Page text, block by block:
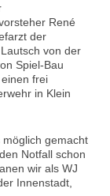
René
der
von der
Spiel-Bau
frei
in Klein
möglich gemacht
Notfall schon
wir als WJ
Innenstadt,